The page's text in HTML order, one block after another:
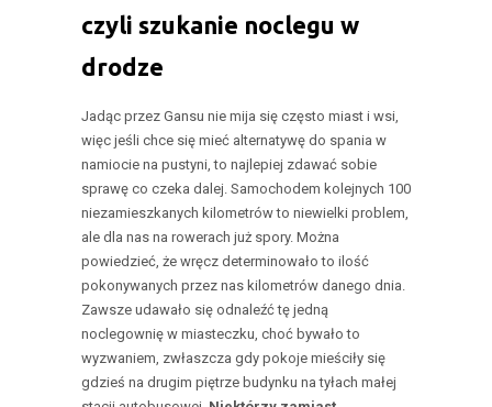
czyli szukanie noclegu w
drodze
Jadąc przez Gansu nie mija się często miast i wsi,
więc jeśli chce się mieć alternatywę do spania w
namiocie na pustyni, to najlepiej zdawać sobie
sprawę co czeka dalej. Samochodem kolejnych 100
niezamieszkanych kilometrów to niewielki problem,
ale dla nas na rowerach już spory. Można
powiedzieć, że wręcz determinowało to ilość
pokonywanych przez nas kilometrów danego dnia.
Zawsze udawało się odnaleźć tę jedną
noclegownię w miasteczku, choć bywało to
wyzwaniem, zwłaszcza gdy pokoje mieściły się
gdzieś na drugim piętrze budynku na tyłach małej